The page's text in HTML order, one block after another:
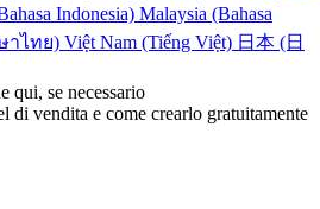
Indonesia) Malaysia (Bahasa
าไทย) Việt Nam (Tiếng Việt) 日本 (日
qui, se necessario
di vendita e come crearlo gratuitamente